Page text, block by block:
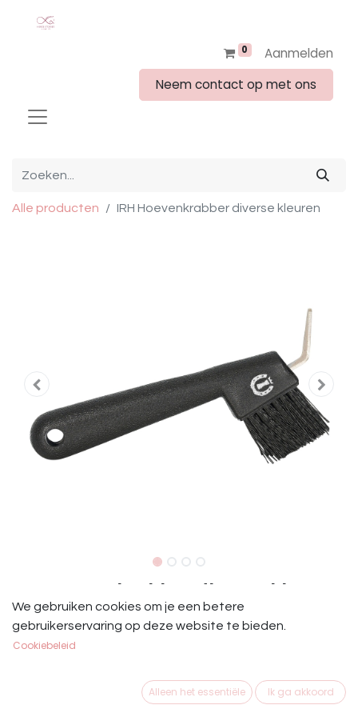
0
Aanmelden
Neem contact op met ons
Alle producten IRH Hoevenkrabber diverse kleuren
IRH Hoevenkrabber diverse kleuren
IRH Hoevenkrabber met borsteltje
€2,95
We gebruiken cookies om je een betere
gebruikerservaring op deze website te bieden.
Cookiebeleid
Alleen het essentiële Ik ga akkoord